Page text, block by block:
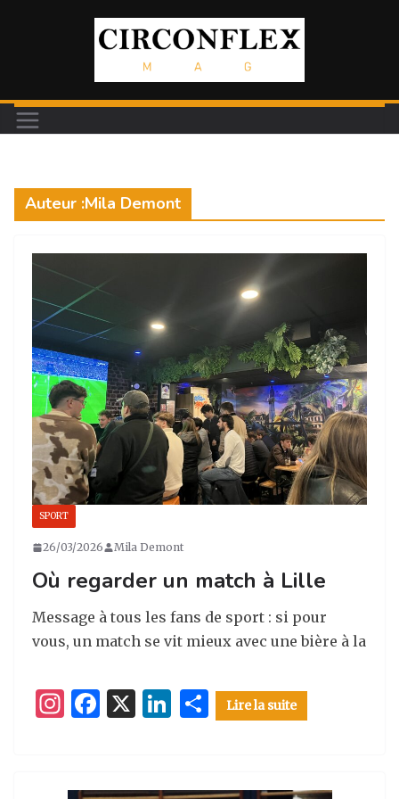
Auteur :Mila Demont
SPORT
26/03/2026 Mila Demont
Où regarder un match à Lille
Message à tous les fans de sport : si pour
vous, un match se vit mieux avec une bière à la
I
a
F
e
X
Li
e
ar
g
Lire la suite